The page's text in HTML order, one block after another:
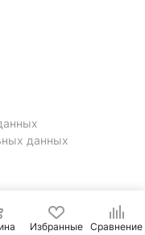
данных
Избранные Сравнение